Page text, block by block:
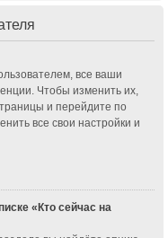
все ваши
Чтобы изменить их,
и перейдите по
все свои настройки и
«Кто сейчас на